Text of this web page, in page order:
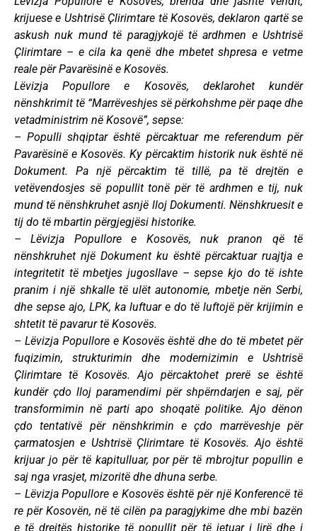
krijuese e Ushtrisë Ҫlirimtare të Kosovës, deklaron qartë se
askush nuk mund të paragjykojë të ardhmen e Ushtrisë
Ҫlirimtare – e cila ka qenë dhe mbetet shpresa e vetme
reale për Pavarësinë e Kosovës.
Lëvizja Popullore e Kosovës, deklarohet kundër
nënshkrimit të “Marrëveshjes së përkohshme për paqe dhe
vetadministrim në Kosovë”, sepse:
– Populli shqiptar është përcaktuar me referendum për
Pavarësinë e Kosovës. Ky përcaktim historik nuk është në
Dokument. Pa një përcaktim të tillë, pa të drejtën e
vetëvendosjes së popullit tonë për të ardhmen e tij, nuk
mund të nënshkruhet asnjë lloj Dokumenti. Nënshkruesit e
tij do të mbartin përgjegjësi historike.
– Lëvizja Popullore e Kosovës, nuk pranon që të
nënshkruhet një Dokument ku është përcaktuar ruajtja e
integritetit të mbetjes jugosllave – sepse kjo do të ishte
pranim i një shkalle të ulët autonomie, mbetje nën Serbi,
dhe sepse ajo, LPK, ka luftuar e do të luftojë për krijimin e
shtetit të pavarur të Kosovës.
– Lëvizja Popullore e Kosovës është dhe do të mbetet për
fuqizimin, strukturimin dhe modernizimin e Ushtrisë
Ҫlirimtare të Kosovës. Ajo përcaktohet prerë se është
kundër çdo lloj paramendimi për shpërndarjen e saj, për
transformimin në parti apo shoqatë politike. Ajo dënon
çdo tentativë për nënshkrimin e çdo marrëveshje për
çarmatosjen e Ushtrisë Ҫlirimtare të Kosovës. Ajo është
krijuar jo për të kapitulluar, por për të mbrojtur popullin e
saj nga vrasjet, mizoritë dhe dhuna serbe.
– Lëvizja Popullore e Kosovës është për një Konferencë të
re për Kosovën, në të cilën pa paragjykime dhe mbi bazën
e të drejtës historike të popullit për të jetuar i lirë dhe i